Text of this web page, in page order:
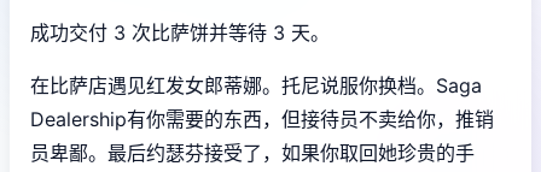
成功交付 3 次比萨饼并等待 3 天。
在比萨店遇见红发女郎蒂娜。托尼说服你换档。Saga
Dealership有你需要的东西，但接待员不卖给你，推销
员卑鄙。最后约瑟芬接受了，如果你取回她珍贵的手